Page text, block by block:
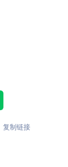
复制链接